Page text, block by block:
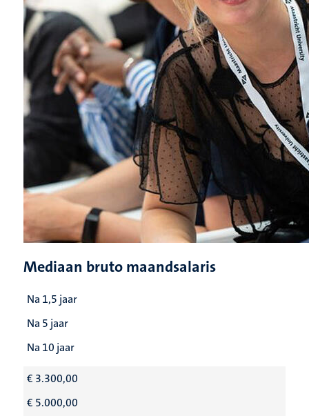
Mediaan bruto maandsalaris
Na 1,5 jaar
Na 5 jaar
Na 10 jaar
€ 3.300,00
€ 5.000,00